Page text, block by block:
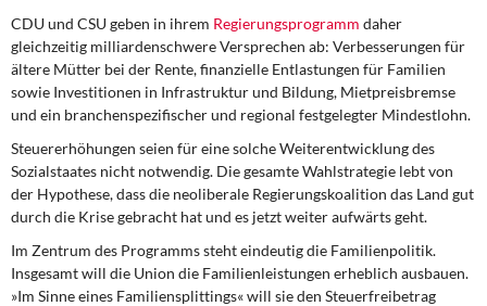
Memo-Gruppe
Institut Solidarische Moderne
Rosa-Luxemburg-Stiftung
Über mich
CDU und CSU geben in ihrem Regierungsprogramm daher
gleichzeitig milliardenschwere Versprechen ab: Verbesserungen für
ältere Mütter bei der Rente, finanzielle Entlastungen für Familien
sowie Investitionen in Infrastruktur und Bildung, Mietpreisbremse
und ein branchenspezifischer und regional festgelegter Mindestlohn.
Steuererhöhungen seien füreine solche Weiterentwicklung des
Sozialstaates nicht notwendig. Die gesamte Wahlstrategie lebt von
der Hypothese, dass die neoliberale Regierungskoalition das Land gut
durch die Krise gebracht hat und es jetzt weiter aufwärts geht.
Im Zentrum des Programmssteht eindeutig die Familienpolitik.
Insgesamt will die Union die Familienleistungen erheblich ausbauen.
»Im Sinne eines Familiensplittings« will sie den Steuerfreibetrag